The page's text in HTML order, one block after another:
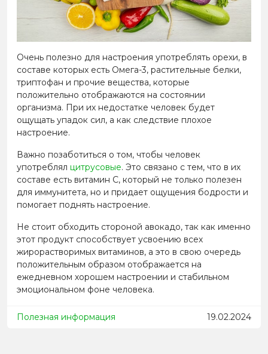
Очень полезно для настроения употреблять орехи, в
составе которых есть Омега-3, растительные белки,
триптофан и прочие вещества, которые
положительно отображаются на состоянии
организма. При их недостатке человек будет
ощущать упадок сил, а как следствие плохое
настроение.
Важно позаботиться о том, чтобы человек
употреблял цитрусовые. Это связано с тем, что в их
составе есть витамин С, который не только полезен
для иммунитета, но и придает ощущения бодрости и
помогает поднять настроение.
Не стоит обходить стороной авокадо, так как именно
этот продукт способствует усвоению всех
жирорастворимых витаминов, а это в свою очередь
положительным образом отображается на
ежедневном хорошем настроении и стабильном
эмоциональном фоне человека.
Полезная информация 19.02.2024